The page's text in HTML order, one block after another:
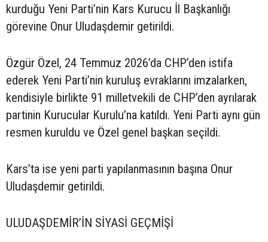
kurduğu Yeni Parti’nin Kars Kurucu İl Başkanlığı
görevine Onur Uludaşdemir getirildi.
Özgür Özel, 24 Temmuz 2026’da CHP’den istifa
ederek Yeni Parti’nin kuruluş evraklarını imzalarken,
kendisiyle birlikte 91 milletvekili de CHP’den ayrılarak
partinin Kurucular Kurulu’na katıldı. Yeni Parti aynı gün
resmen kuruldu ve Özel genel başkan seçildi.
Kars’ta ise yeni parti yapılanmasının başına Onur
Uludaşdemir getirildi.
ULUDAŞDEMİR’İN SİYASİ GEÇMİŞİ